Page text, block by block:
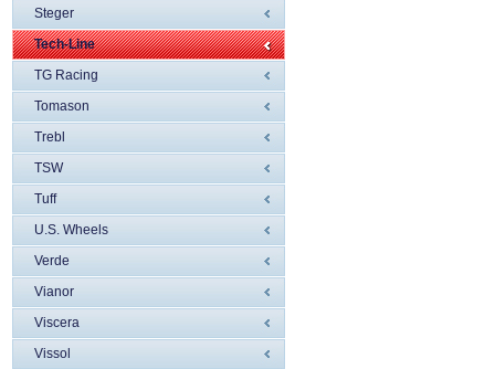
Steger
Tech-Line
TG Racing
Tomason
Trebl
TSW
Tuff
U.S. Wheels
Verde
Vianor
Viscera
Vissol